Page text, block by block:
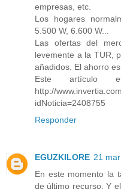
empresas, etc.
Los hogares
5.500 W, 6.600 W...
Las ofertas del
levemente a la TUR,
añadidos. El ahorro
Este artículo
http://
idNoticia=2408755
Responder
EGUZKILORE 21
En este momento la
de último recurso. Y